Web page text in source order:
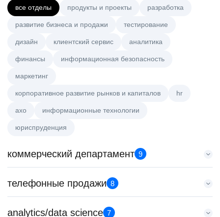
все отделы продукты и проекты разработка
развитие бизнеса и продажи тестирование
дизайн клиентский сервис аналитика
финансы информационная безопасность
маркетинг
корпоративное развитие рынков и капиталов hr
axo информационные технологии
юриспруденция
коммерческий департамент 9
Тренер по развитию компетенций продаж
HeadHunter::Коммерческий департамент
з/п не указана
телефонные продажи 8
Менеджер по продажам крупному бизнесу
analytics/data science 7